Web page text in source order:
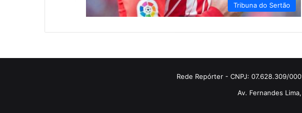
Tribuna do Sertão
Rede Repórter - CNPJ: 07.628.309/
Av. Fernandes